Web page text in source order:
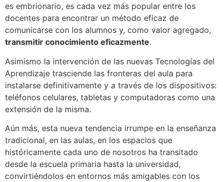
es embrionario, es cada vez más popular entre los
docentes para encontrar un método eficaz de
comunicarse con los alumnos y, como valor agregado,
transmitir conocimiento eficazmente.
Asimismo la intervención de las nuevas Tecnologías del
Aprendizaje trasciende las fronteras del aula para
instalarse definitivamente y a través de los dispositivos:
teléfonos celulares, tabletas y computadoras como una
extensión de la misma.
Aún más, esta nueva tendencia irrumpe en la enseñanza
tradicional, en las aulas, en los espacios que
históricamente cada uno de nosotros ha transitado
desde la escuela primaria hasta la universidad,
convirtiéndolos en entornos más amigables con los